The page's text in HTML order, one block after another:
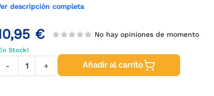
descripción completa
€ No hay opiniones de momento
Stock!
- + Añadir al carrito